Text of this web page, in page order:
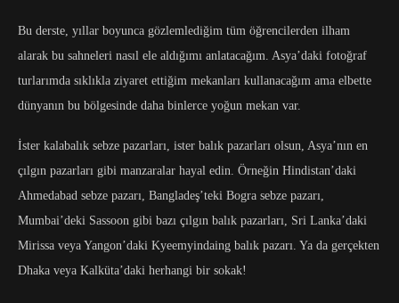
Bu derste, yıllar boyunca gözlemlediğim tüm öğrencilerden ilham
alarak bu sahneleri nasıl ele aldığımı anlatacağım. Asya’daki fotoğraf
turlarımda sıklıkla ziyaret ettiğim mekanları kullanacağım ama elbette
dünyanın bu bölgesinde daha binlerce yoğun mekan var.
İster kalabalık sebze pazarları, ister balık pazarları olsun, Asya’nın en
çılgın pazarları gibi manzaralar hayal edin. Örneğin Hindistan’daki
Ahmedabad sebze pazarı, Bangladeş’teki Bogra sebze pazarı,
Mumbai’deki Sassoon gibi bazı çılgın balık pazarları, Sri Lanka’daki
Mirissa veya Yangon’daki Kyeemyindaing balık pazarı. Ya da gerçekten
Dhaka veya Kalküta’daki herhangi bir sokak!